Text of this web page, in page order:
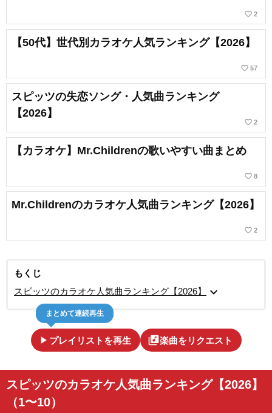
favorite_border 2
【50代】世代別カラオケ人気ランキング【2026】
favorite_border 57
スピッツの失恋ソング・人気曲ランキング
【2026】
favorite_border 2
【カラオケ】Mr.Childrenの歌いやすい曲まとめ
favorite_border 8
Mr.Childrenのカラオケ人気曲ランキング【2026】
favorite_border 2
もくじ
スピッツのカラオケ人気曲ランキング【2026】
expand_more
play_arrow プレイリストを再生
まとめて連続再生
library_music楽曲をリクエスト
スピッツのカラオケ人気曲ランキング【2026】
（1〜10）